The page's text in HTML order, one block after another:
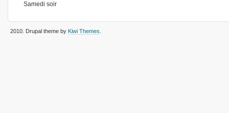
Samedi soir
2010 . Drupal theme by Kiwi Themes